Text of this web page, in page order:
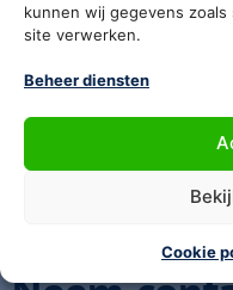
kunnen wij gegevens
site verwerken.
Beheer diensten
Cookie
Heeft u